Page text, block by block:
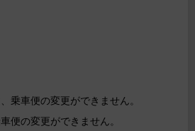
乗車便の変更ができません。
便の変更ができません。